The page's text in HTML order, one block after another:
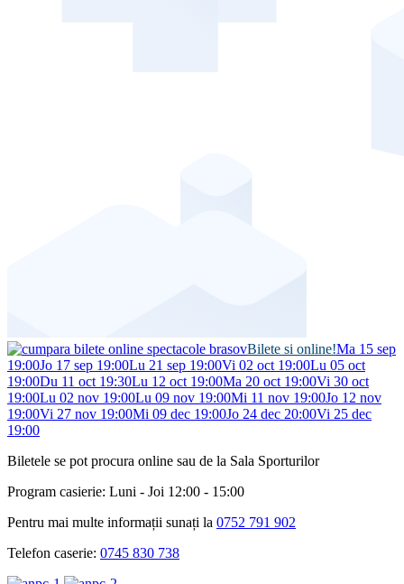
Bilete si online!Ma 15 sep
19:00Jo 17 sep 19:00Lu 21 sep 19:00Vi 02 oct 19:00Lu 05 oct
19:00Du 11 oct 19:30Lu 12 oct 19:00Ma 20 oct 19:00Vi 30 oct
19:00Lu 02 nov 19:00Lu 09 nov 19:00Mi 11 nov 19:00Jo 12 nov
19:00Vi 27 nov 19:00Mi 09 dec 19:00Jo 24 dec 20:00Vi 25 dec
19:00
Biletele se pot procura online sau de la Sala Sporturilor
Program casierie: Luni - Joi 12:00 - 15:00
Pentru mai multe informații sunați la 0752 791 902
Telefon caserie: 0745 830 738